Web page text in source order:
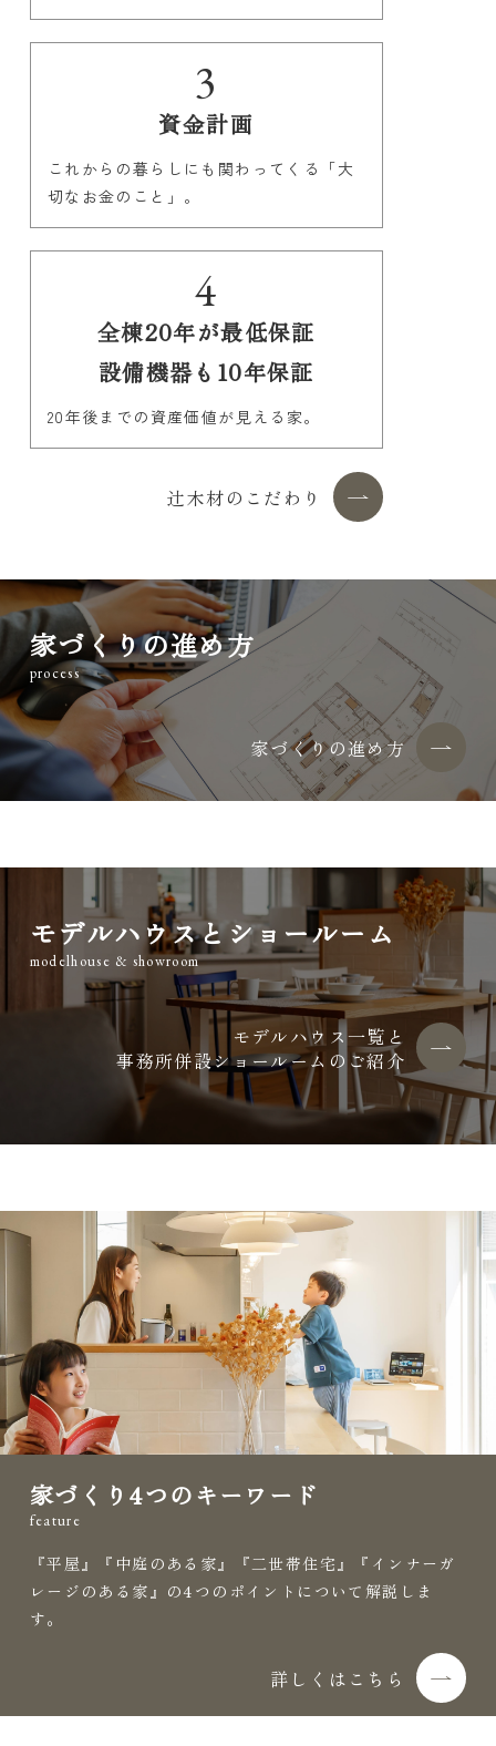
3
資金計画
これからの暮らしにも関わってくる「大
切なお金のこと」。
4
全棟20年が最低保証
設備機器も10年保証
20年後までの資産価値が見える家。
辻木材のこだわり
process
家づくりの進め方
家づくりの進め方
modelhouse & showroom
モデルハウスとショールーム
モデルハウス一覧と
事務所併設ショールームのご紹介
feature
家づくり 4つのキーワード
『平屋』『中庭のある家』『二世帯住宅』
『インナーガ
レージのある家』の4つのポイントについて解説しま
す。
詳しくはこちら